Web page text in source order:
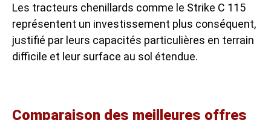
Les tracteurs chenillards comme le Strike C 115
représentent un investissement plus conséquent,
justifié par leurs capacités particulières en terrain
difficile et leur surface au sol étendue.
Comparaison des meilleures offres